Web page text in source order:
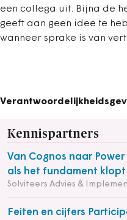
een collega uit. Bijna de
geeft aan geen idee te
wanneer sprake is van
Kennispartners
Van Cognos naar
als het fundament klopt
Solviteers Advies &
Feiten en cijfers